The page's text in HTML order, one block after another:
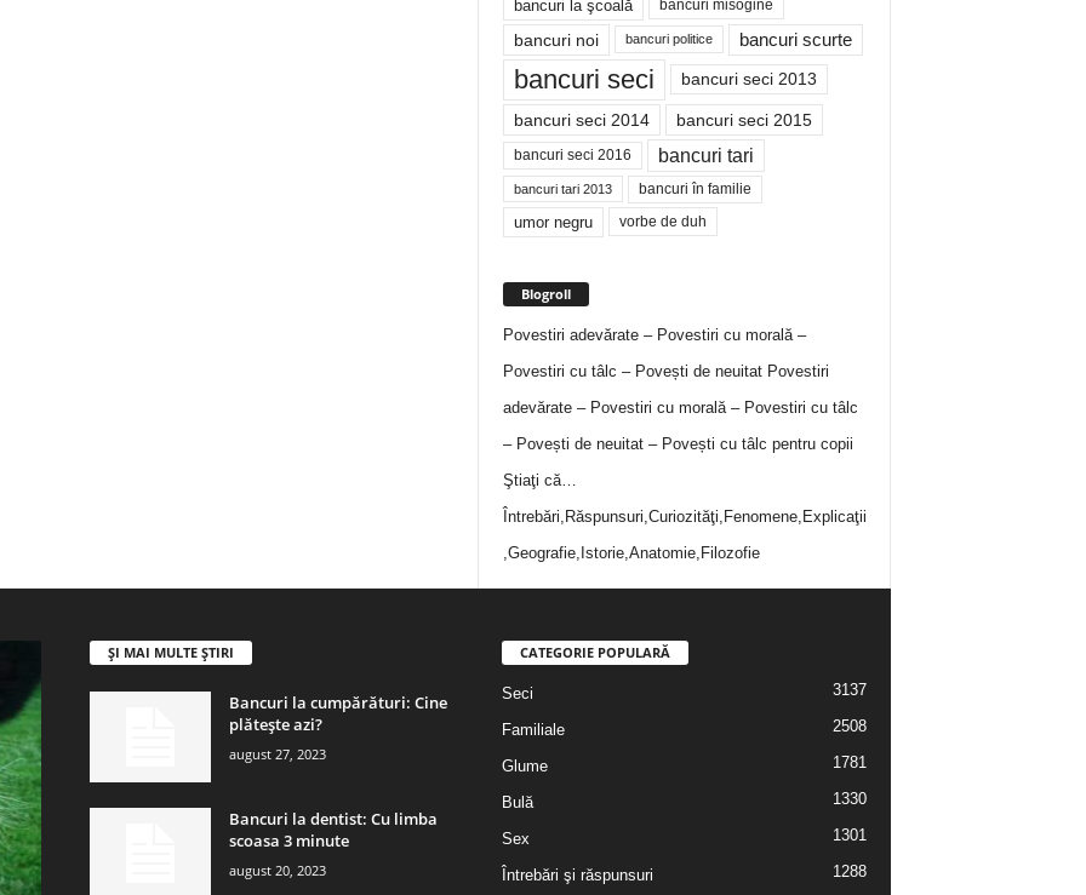
bancuri la şcoală bancuri misogine
bancuri noi bancuri politice bancuri scurte
bancuri seci bancuri seci 2013
bancuri seci 2014 bancuri seci 2015
bancuri seci 2016 bancuri tari
bancuri tari 2013 bancuri în familie
umor negru vorbe de duh
Blogroll
Povestiri adevărate – Povestiri cu morală –
Povestiri cu tâlc – Povești de neuitatPovestiri
adevărate – Povestiri cu morală – Povestiri cu tâlc
– Povești de neuitat – Povești cu tâlc pentru copii
Ştiaţi că…
Întrebări,Răspunsuri,Curiozităţi,Fenomene,Explicaţii
,Geografie,Istorie,Anatomie,Filozofie
ȘI MAI MULTE ȘTIRI
Bancuri la cumpărături: Cine
plătește azi?
august 27, 2023
Bancuri la dentist: Cu limba
scoasa 3 minute
august 20, 2023
CATEGORIE POPULARĂ
Seci 3137
Familiale 2508
Glume 1781
Bulă 1330
Sex 1301
Întrebări şi răspunsuri 1288